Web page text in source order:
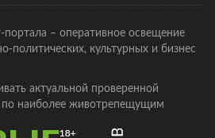
портала – оперативное освещение
политических, культурных и бизнес
актуальной проверенной
по наиболее животрепещущим